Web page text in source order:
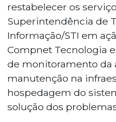
restabelecer os
Superintendência de
Informação/STI em
Compnet Tecnologia
de monitoramento da
manutenção na
hospedagem do
solução dos